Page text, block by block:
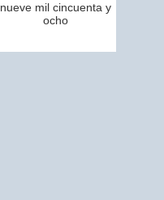
nueve mil cincuenta y
ocho